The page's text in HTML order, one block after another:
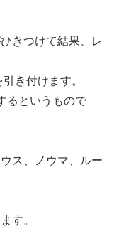
きつけて結果、レ
き付けます。
るというもので
ス、ノウマ、ルー
す。